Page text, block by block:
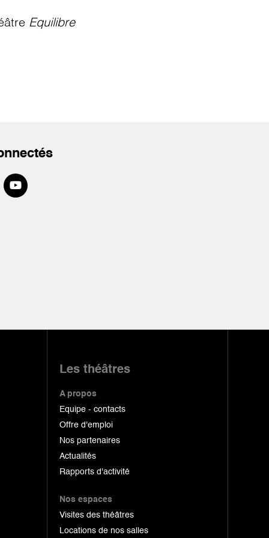
Equilibre
Les théâtres
A propos
Equipe - contacts
Offre d'emploi
Nos partenaires
Actualités
Rapports d'activité
Nos espaces
Visites des théâtres
Locations de nos salles